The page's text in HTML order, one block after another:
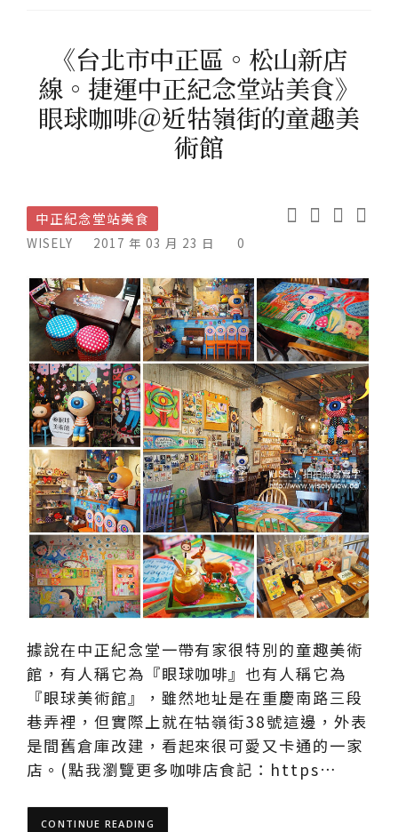
《台北市中正區。松山新店
線。捷運中正紀念堂站美食》
眼球咖啡＠近牯嶺街的童趣美
術館
中正紀念堂站美食
WISELY 2017 年 03 月 23 日 0
據說在中正紀念堂一帶有家很特別的童趣美術
館，有人稱它為『眼球咖啡』也有人稱它為
『眼球美術館』，雖然地址是在重慶南路三段
巷弄裡，但實際上就在牯嶺街38號這邊，外表
是間舊倉庫改建，看起來很可愛又卡通的一家
店。(點我瀏覽更多咖啡店食記：https…
CONTINUE READING